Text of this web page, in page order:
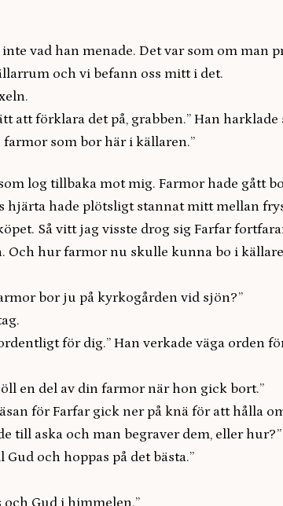
vad han menade. Det var som om man
och vi befann oss mitt i det.
att förklara det på, grabben.” Han harklade
farmor som bor här i källaren.”
log tillbaka mot mig. Farmor hade gått
hjärta hade plötsligt stannat mitt mellan
Så vitt jag visste drog sig Farfar
Och hur farmor nu skulle kunna bo i
bor ju på kyrkogården vid sjön?”
för dig.” Han verkade väga orden
en del av din farmor när hon gick bort.”
för Farfar gick ner på knä för att hålla
till aska och man begraver dem, eller
och hoppas på det bästa.”
och Gud i himmelen.”